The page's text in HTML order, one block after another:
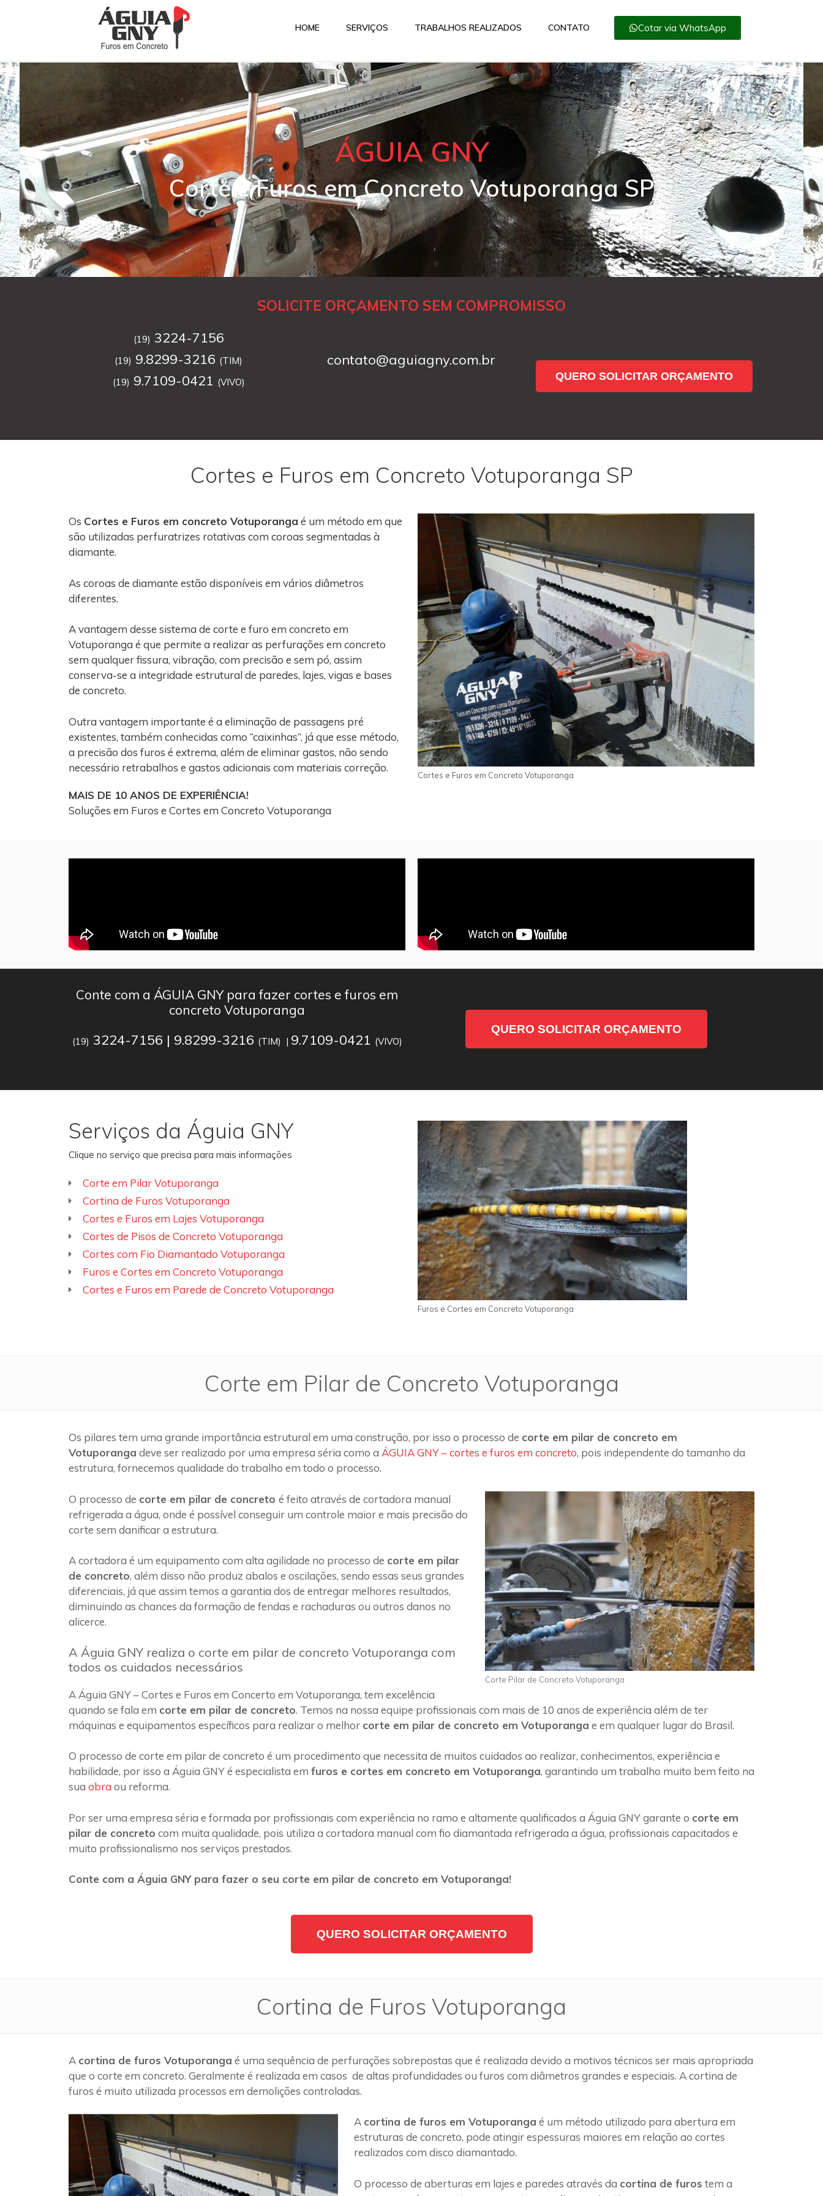
HOME SERVIÇOS TRABALHOS REALIZADOS CONTATO Cotar via WhatsApp
ÁGUIA GNY
Corte e Furos em Concreto Votuporanga SP
SOLICITE ORÇAMENTO SEM COMPROMISSO
(19) 3224-7156
(19) 9.8299-3216 (TIM)
(19) 9.7109-0421 (VIVO)
contato@aguiagny.com.br
QUERO SOLICITAR ORÇAMENTO
Cortes e Furos em Concreto Votuporanga SP
Os Cortes e Furos em concreto Votuporanga é um método em que
são utilizadas perfuratrizes rotativas com coroas segmentadas à
diamante.
As coroas de diamante estão disponíveis em vários diâmetros
diferentes.
A vantagem desse sistema de corte e furo em concreto em
Votuporanga é que permite a realizar as perfurações em concreto
sem qualquer fissura, vibração, com precisão e sem pó, assim
conserva-se a integridade estrutural de paredes, lajes, vigas e bases
de concreto.
Outra vantagem importante é a eliminação de passagens pré
existentes, também conhecidas como “caixinhas”, já que esse método,
a precisão dos furos é extrema, além de eliminar gastos, não sendo
necessário retrabalhos e gastos adicionais com materiais correção.
MAIS DE 10 ANOS DE EXPERIÊNCIA!
Soluções em Furos e Cortes em Concreto Votuporanga
Cortes e Furos em Concreto Votuporanga
Conte com a ÁGUIA GNY para fazer cortes e furos em
concreto Votuporanga
(19) 3224-7156 | 9.8299-3216 (TIM) | 9.7109-0421 (VIVO)
QUERO SOLICITAR ORÇAMENTO
Serviços da Águia GNY
Clique no serviço que precisa para mais informações
Corte em Pilar Votuporanga
Cortina de Furos Votuporanga
Cortes e Furos em Lajes Votuporanga
Cortes de Pisos de Concreto Votuporanga
Cortes com Fio Diamantado Votuporanga
Furos e Cortes em Concreto Votuporanga
Cortes e Furos em Parede de Concreto Votuporanga
Furos e Cortes em Concreto Votuporanga
Corte em Pilar de Concreto Votuporanga
Os pilares tem uma grande importância estrutural em uma construção, por isso o processo de corte em pilar de concreto em
Votuporanga deve ser realizado por uma empresa séria como a ÁGUIA GNY – cortes e furos em concreto, pois independente do tamanho da
estrutura, fornecemos qualidade do trabalho em todo o processo.
Corte Pilar de Concreto Votuporanga
O processo de corte em pilar de concreto é feito através de cortadora manual
refrigerada a água, onde é possível conseguir um controle maior e mais precisão do
corte sem danificar a estrutura.
A cortadora é um equipamento com alta agilidade no processo de corte em pilar
de concreto, além disso não produz abalos e oscilações, sendo essas seus grandes
diferenciais, já que assim temos a garantia dos de entregar melhores resultados,
diminuindo as chances da formação de fendas e rachaduras ou outros danos no
alicerce.
A Águia GNY realiza o corte em pilar de concreto Votuporanga com
todos os cuidados necessários
A Águia GNY – Cortes e Furos em Concerto em Votuporanga, tem excelência
quando se fala em corte em pilar de concreto. Temos na nossa equipe profissionais com mais de 10 anos de experiência além de ter
máquinas e equipamentos específicos para realizar o melhor corte em pilar de concreto em Votuporanga e em qualquer lugar do Brasil.
O processo de corte em pilar de concreto é um procedimento que necessita de muitos cuidados ao realizar, conhecimentos, experiência e
habilidade, por isso a Águia GNY é especialista em furos e cortes em concreto em Votuporanga, garantindo um trabalho muito bem feito na
sua obra ou reforma.
Por ser uma empresa séria e formada por profissionais com experiência no ramo e altamente qualificados a Águia GNY garante o corte em
pilar de concreto com muita qualidade, pois utiliza a cortadora manual com fio diamantada refrigerada a água, profissionais capacitados e
muito profissionalismo nos serviços prestados.
Conte com a Águia GNY para fazer o seu corte em pilar de concreto em Votuporanga!
QUERO SOLICITAR ORÇAMENTO
Cortina de Furos Votuporanga
A cortina de furos Votuporanga é uma sequência de perfurações sobrepostas que é realizada devido a motivos técnicos ser mais apropriada
que o corte em concreto. Geralmente é realizada em casos de altas profundidades ou furos com diâmetros grandes e especiais. A cortina de
furos é muito utilizada processos em demolições controladas.
A cortina de furos em Votuporanga é um método utilizado para abertura em
estruturas de concreto, pode atingir espessuras maiores em relação ao cortes
realizados com disco diamantado.
O processo de aberturas em lajes e paredes através da cortina de furos tem a